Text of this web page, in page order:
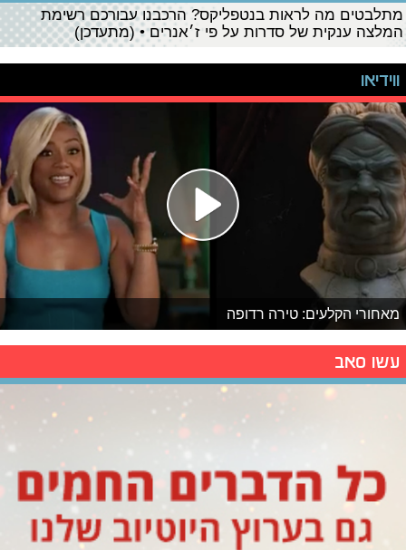
מתלבטים מה לראות בנטפליקס? הרכבנו עבורכם רשימת
המלצה ענקית של סדרות על פי ז׳אנרים • (מתעדכן)
ווידיאו
מאחורי הקלעים: טירה רדופה
עשו סאב